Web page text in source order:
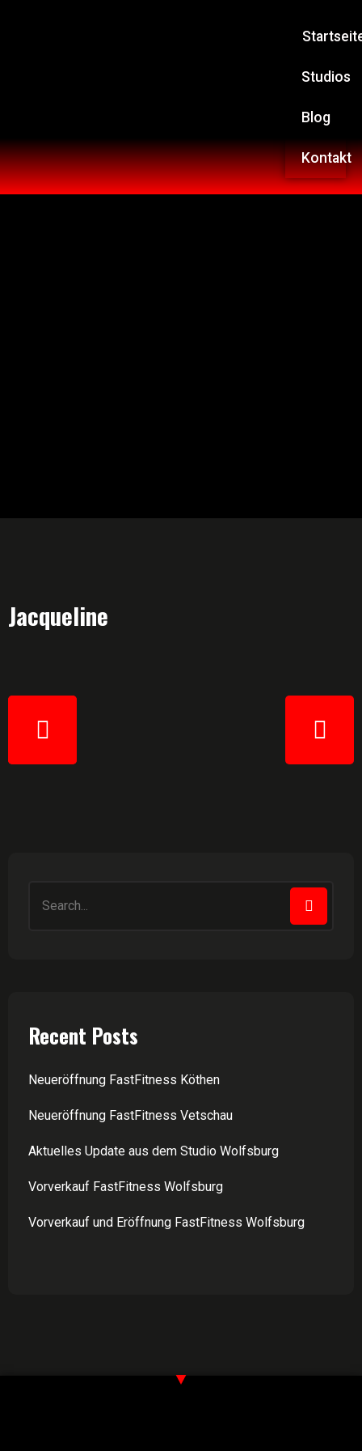
Studios
Blog
Kontakt
Jacqueline
Recent Posts
Neueröffnung FastFitness Köthen
Neueröffnung FastFitness Vetschau
Aktuelles Update aus dem Studio Wolfsburg
Vorverkauf FastFitness Wolfsburg
Vorverkauf und Eröffnung FastFitness Wolfsburg